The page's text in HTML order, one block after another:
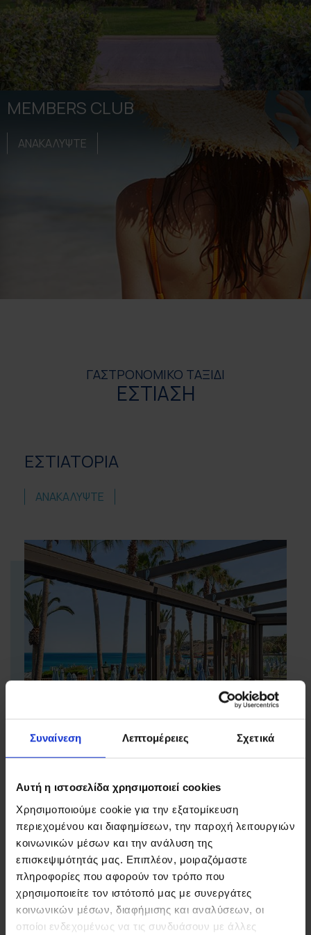
Συναίνεση Λεπτομέρειες Σχετικά
Αυτή η ιστοσελίδα χρησιμοποιεί cookies
Χρησιμοποιούμε cookie για την εξατομίκευση
περιεχομένου και διαφημίσεων, την παροχή λειτουργιών
κοινωνικών μέσων και την ανάλυση της
επισκεψιμότητάς μας. Επιπλέον, μοιραζόμαστε
πληροφορίες που αφορούν τον τρόπο που
χρησιμοποιείτε τον ιστότοπό μας με συνεργάτες
κοινωνικών μέσων, διαφήμισης και αναλύσεων, οι
οποίοι ενδεχομένως να τις συνδυάσουν με άλλες
MEMBERS CLUB
ΑΝΑΚΑΛΥΨΤΕ
ΓΑΣΤΡΟΝΟΜΙΚΟ ΤΑΞΙΔΙ
ΕΣΤΙΑΣΗ
ΕΣΤΙΑΤΟΡΙΑ
ΑΝΑΚΑΛΥΨΤΕ
BARS
ΑΝΑΚΑΛΥΨΤΕ